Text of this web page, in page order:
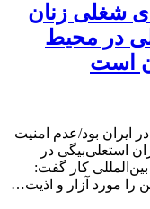
شغلی زنان
در محیط
است
ایران بود/عدم امنیت
استعلی‌بیگی در
کار گفت:
را مورد آزار و اذیت…